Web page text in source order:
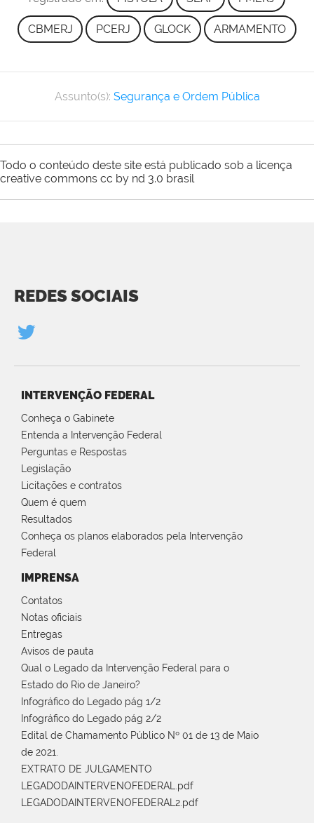
CBMERJ PCERJ GLOCK ARMAMENTO
Assunto(s): Segurança e Ordem Pública
Todo o conteúdo deste site está publicado sob a licença
creative commons cc by nd 3.0 brasil
REDES SOCIAIS
INTERVENÇÃO FEDERAL
Conheça o Gabinete
Entenda a Intervenção Federal
Perguntas e Respostas
Legislação
Licitações e contratos
Quem é quem
Resultados
Conheça os planos elaborados pela Intervenção
Federal
IMPRENSA
Contatos
Notas oficiais
Entregas
Avisos de pauta
Qual o Legado da Intervenção Federal para o
Estado do Rio de Janeiro?
Infográfico do Legado pág 1/2
Infográfico do Legado pág 2/2
Edital de Chamamento Público Nº 01 de 13 de Maio
de 2021.
EXTRATO DE JULGAMENTO
LEGADODAINTERVENOFEDERAL.pdf
LEGADODAINTERVENOFEDERAL2.pdf